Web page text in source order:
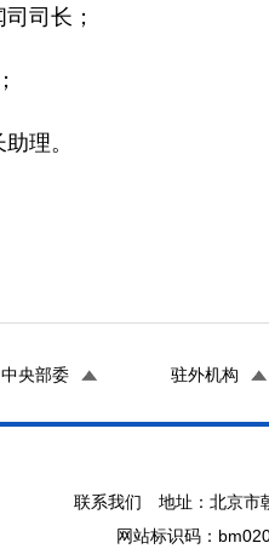
司长；
理。
中央部委 驻外机构
联系我们 地址：北京市
网站标识码：